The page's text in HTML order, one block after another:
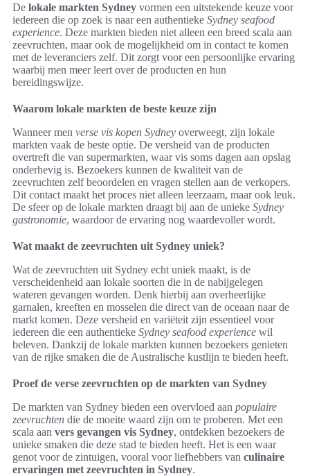
De lokale markten Sydney vormen een uitstekende keuze voor
iedereen die op zoek is naar een authentieke Sydney seafood
experience. Deze markten bieden niet alleen een breed scala aan
zeevruchten, maar ook de mogelijkheid om in contact te komen
met de leveranciers zelf. Dit zorgt voor een persoonlijke ervaring
waarbij men meer leert over de producten en hun
bereidingswijze.
Waarom lokale markten de beste keuze zijn
Wanneer men verse vis kopen Sydney overweegt, zijn lokale
markten vaak de beste optie. De versheid van de producten
overtreft die van supermarkten, waar vis soms dagen aan opslag
onderhevig is. Bezoekers kunnen de kwaliteit van de
zeevruchten zelf beoordelen en vragen stellen aan de verkopers.
Dit contact maakt het proces niet alleen leerzaam, maar ook leuk.
De sfeer op de lokale markten draagt bij aan de unieke Sydney
gastronomie, waardoor de ervaring nog waardevoller wordt.
Wat maakt de zeevruchten uit Sydney uniek?
Wat de zeevruchten uit Sydney echt uniek maakt, is de
verscheidenheid aan lokale soorten die in de nabijgelegen
wateren gevangen worden. Denk hierbij aan overheerlijke
garnalen, kreeften en mosselen die direct van de oceaan naar de
markt komen. Deze versheid en variëteit zijn essentieel voor
iedereen die een authentieke Sydney seafood experience wil
beleven. Dankzij de lokale markten kunnen bezoekers genieten
van de rijke smaken die de Australische kustlijn te bieden heeft.
Proef de verse zeevruchten op de markten van Sydney
De markten van Sydney bieden een overvloed aan populaire
zeevruchten die de moeite waard zijn om te proberen. Met een
scala aan vers gevangen vis Sydney, ontdekken bezoekers de
unieke smaken die deze stad te bieden heeft. Het is een waar
genot voor de zintuigen, vooral voor liefhebbers van culinaire
ervaringen met zeevruchten in Sydney.